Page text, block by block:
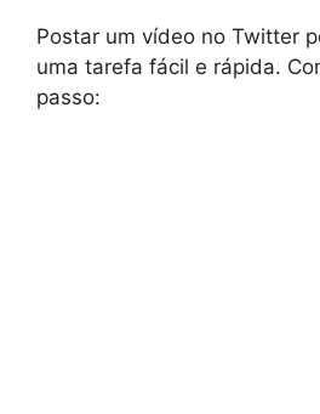
Postar um vídeo no Twitter
uma tarefa fácil e rápida.
passo: